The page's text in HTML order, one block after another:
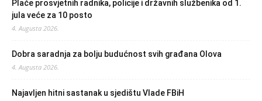
Plaće prosvjetnih radnika, policije i državnih službenika od 1.
jula veće za 10 posto
4. Augusta 2026.
Dobra saradnja za bolju budućnost svih građana Olova
4. Augusta 2026.
Najavljen hitni sastanak u sjedištu Vlade FBiH